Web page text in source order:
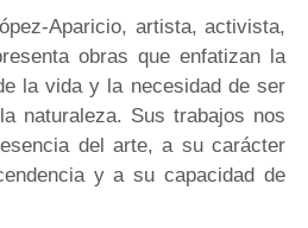
Aparicio, artista, activista,
obras que enfatizan la
la vida y la necesidad de ser
naturaleza. Sus trabajos nos
del arte, a su carácter
y a su capacidad de